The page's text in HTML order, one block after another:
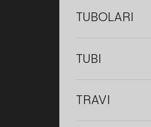
TUBOLARI
TUBI
TRAVI